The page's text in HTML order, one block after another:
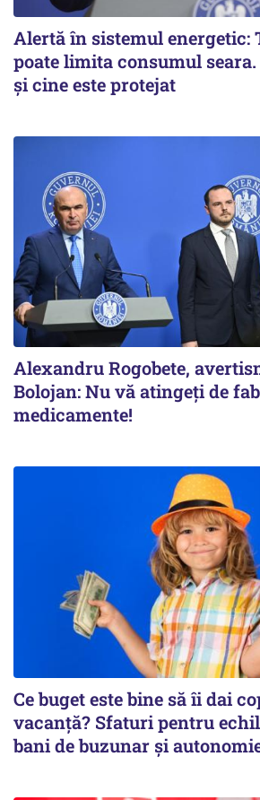
Alertă în sistemul energetic:
poate limita consumul
și cine este protejat
Alexandru Rogobete,
Bolojan: Nu vă atingeți de
medicamente!
Ce buget este bine să îi dai
vacanță? Sfaturi pentru
bani de buzunar și